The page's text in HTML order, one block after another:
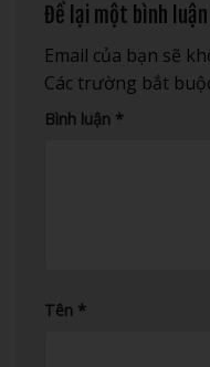
Để lại một bình luận
Email của bạn sẽ
Các trường bắt
Bình luận *
Tên *